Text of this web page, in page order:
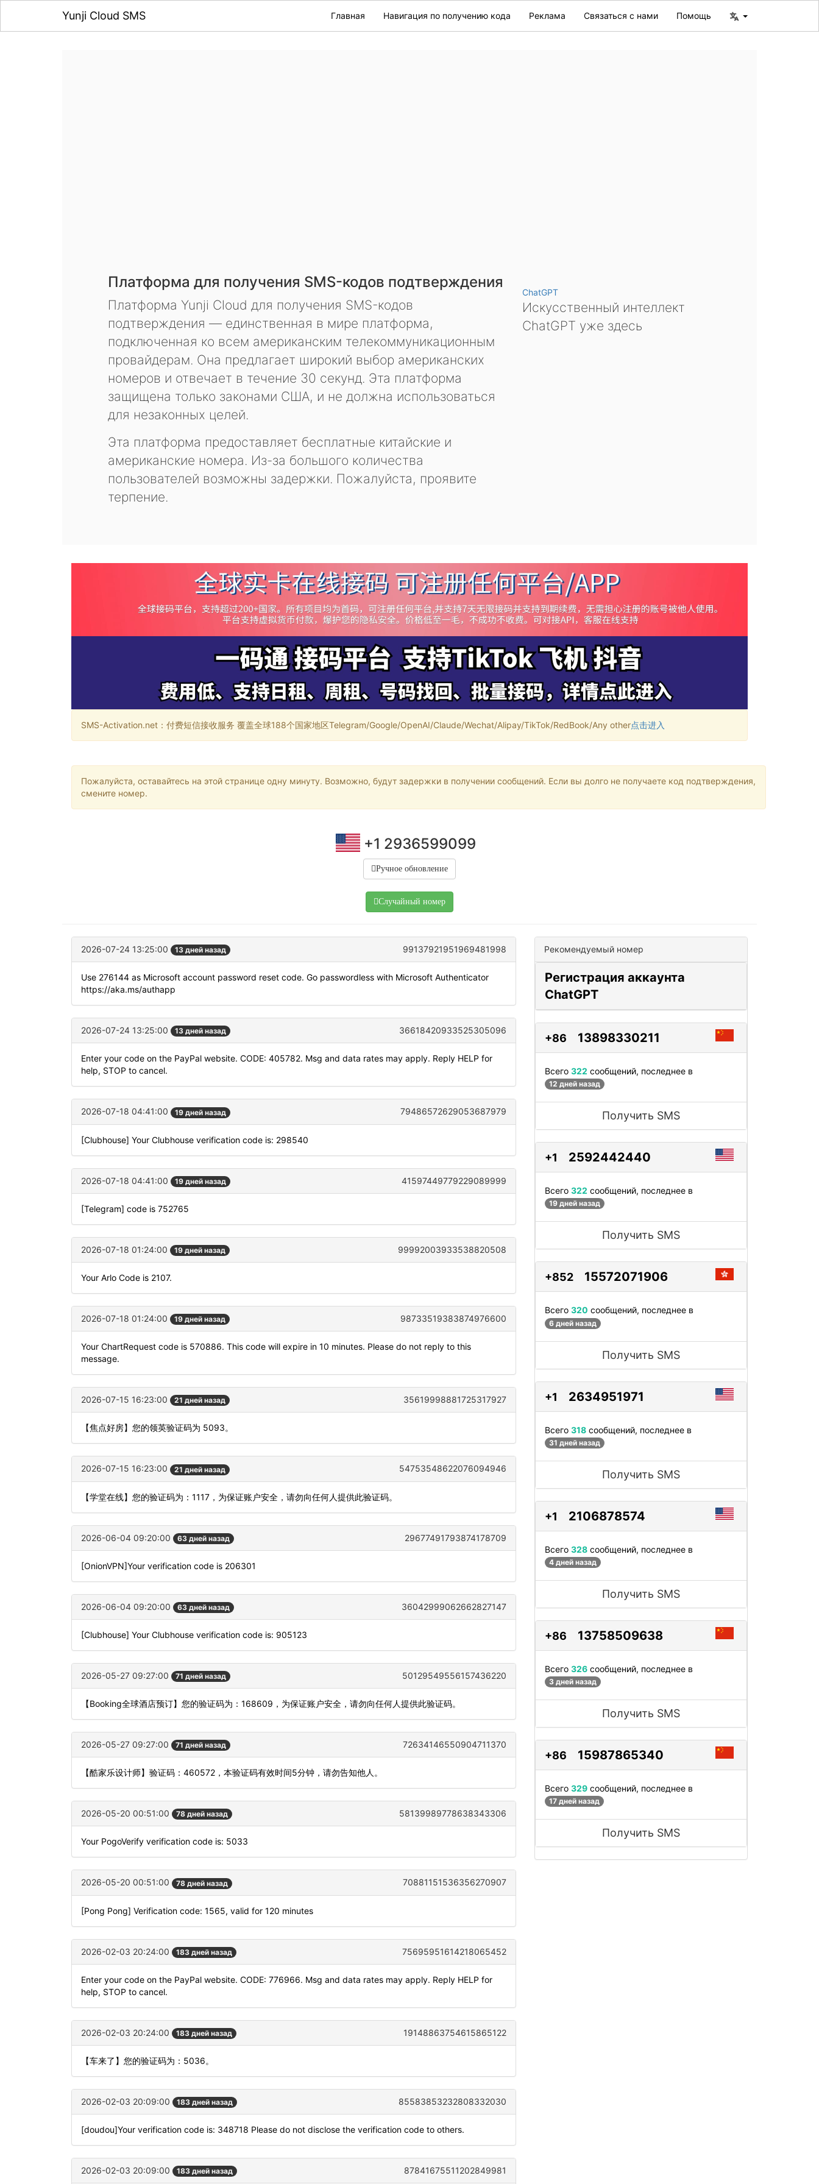
Yunji Cloud SMS Главная Навигация по получению кода Реклама Связаться с нами Помощь
Платформа для получения SMS-кодов подтверждения
Платформа Yunji Cloud для получения SMS-кодов
подтверждения — единственная в мире платформа,
подключенная ко всем американским телекоммуникационным
провайдерам. Она предлагает широкий выбор американских
номеров и отвечает в течение 30 секунд. Эта платформа
защищена только законами США, и не должна использоваться
для незаконных целей.
Эта платформа предоставляет бесплатные китайские и
американские номера. Из-за большого количества
пользователей возможны задержки. Пожалуйста, проявите
терпение.
ChatGPT
Искусственный интеллект
ChatGPT уже здесь
SMS-Activation.net：付费短信接收服务 覆盖全球188个国家地区Telegram/Google/OpenAI/Claude/Wechat/Alipay/TikTok/RedBook/Any other点击进入
Пожалуйста, оставайтесь на этой странице одну минуту. Возможно, будут задержки в получении сообщений. Если вы долго не получаете код подтверждения,
смените номер.
+1 2936599099
Ручное обновление
Случайный номер
2026-07-24 13:25:00 13 дней назад 99137921951969481998
Use 276144 as Microsoft account password reset code. Go passwordless with Microsoft Authenticator
https://aka.ms/authapp
2026-07-24 13:25:00 13 дней назад 36618420933525305096
Enter your code on the PayPal website. CODE: 405782. Msg and data rates may apply. Reply HELP for
help, STOP to cancel.
2026-07-18 04:41:00 19 дней назад 79486572629053687979
[Clubhouse] Your Clubhouse verification code is: 298540
2026-07-18 04:41:00 19 дней назад 41597449779229089999
[Telegram] code is 752765
2026-07-18 01:24:00 19 дней назад 99992003933538820508
Your Arlo Code is 2107.
2026-07-18 01:24:00 19 дней назад 98733519383874976600
Your ChartRequest code is 570886. This code will expire in 10 minutes. Please do not reply to this
message.
2026-07-15 16:23:00 21 дней назад 35619998881725317927
【焦点好房】您的领英验证码为 5093。
2026-07-15 16:23:00 21 дней назад 54753548622076094946
【学堂在线】您的验证码为：1117，为保证账户安全，请勿向任何人提供此验证码。
2026-06-04 09:20:00 63 дней назад 29677491793874178709
[OnionVPN]Your verification code is 206301
2026-06-04 09:20:00 63 дней назад 36042999062662827147
[Clubhouse] Your Clubhouse verification code is: 905123
2026-05-27 09:27:00 71 дней назад 50129549556157436220
【Booking全球酒店预订】您的验证码为：168609，为保证账户安全，请勿向任何人提供此验证码。
2026-05-27 09:27:00 71 дней назад 72634146550904711370
【酷家乐设计师】验证码：460572，本验证码有效时间5分钟，请勿告知他人。
2026-05-20 00:51:00 78 дней назад 58139989778638343306
Your PogoVerify verification code is: 5033
2026-05-20 00:51:00 78 дней назад 70881151536356270907
[Pong Pong] Verification code: 1565, valid for 120 minutes
2026-02-03 20:24:00 183 дней назад 75695951614218065452
Enter your code on the PayPal website. CODE: 776966. Msg and data rates may apply. Reply HELP for
help, STOP to cancel.
2026-02-03 20:24:00 183 дней назад 19148863754615865122
【车来了】您的验证码为：5036。
2026-02-03 20:09:00 183 дней назад 85583853232808332030
[doudou]Your verification code is: 348718 Please do not disclose the verification code to others.
2026-02-03 20:09:00 183 дней назад 87841675511202849981
Рекомендуемый номер
Регистрация аккаунта
ChatGPT
+86 13898330211
Всего 322 сообщений, последнее в
12 дней назад
Получить SMS
+1 2592442440
Всего 322 сообщений, последнее в
19 дней назад
Получить SMS
+852 15572071906
Всего 320 сообщений, последнее в
6 дней назад
Получить SMS
+1 2634951971
Всего 318 сообщений, последнее в
31 дней назад
Получить SMS
+1 2106878574
Всего 328 сообщений, последнее в
4 дней назад
Получить SMS
+86 13758509638
Всего 326 сообщений, последнее в
3 дней назад
Получить SMS
+86 15987865340
Всего 329 сообщений, последнее в
17 дней назад
Получить SMS